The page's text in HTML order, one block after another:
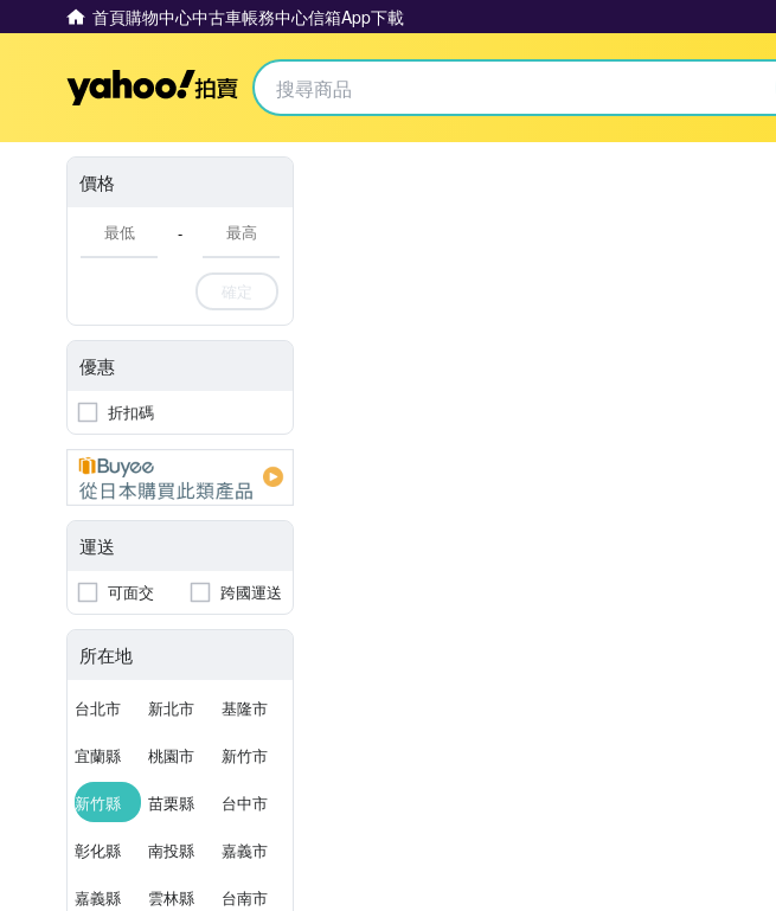
首頁購物中心中古車帳務中心信箱App下載
Yahoo拍賣
價格
-
確定
優惠
折扣碼
運送
可面交 跨國運送
所在地
台北市 新北市 基隆市
宜蘭縣 桃園市 新竹市
新竹縣 苗栗縣 台中市
彰化縣 南投縣 嘉義市
嘉義縣 雲林縣 台南市